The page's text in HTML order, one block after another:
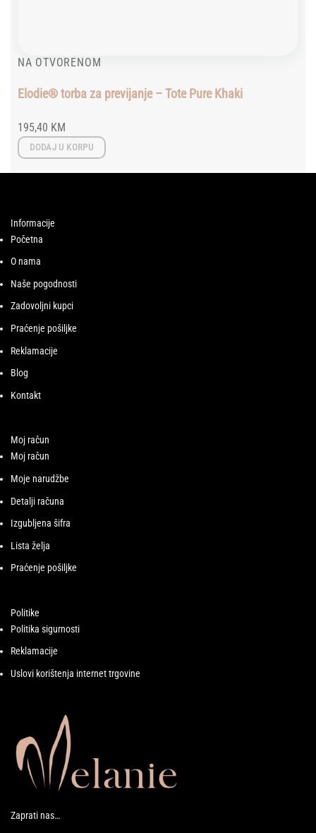
NA OTVORENOM
Elodie® torba za previjanje – Tote Pure Khaki
195,40 KM
DODAJ U KORPU
Informacije
Početna
O nama
Naše pogodnosti
Zadovoljni kupci
Praćenje pošiljke
Reklamacije
Blog
Kontakt
Moj račun
Moj račun
Moje narudžbe
Detalji računa
Izgubljena šifra
Lista želja
Praćenje pošiljke
Politike
Politika sigurnosti
Reklamacije
Uslovi korištenja internet trgovine
Zaprati nas…